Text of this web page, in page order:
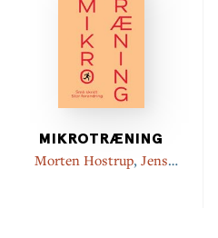
MIKROTRÆNING
Morten Hostrup, Jens